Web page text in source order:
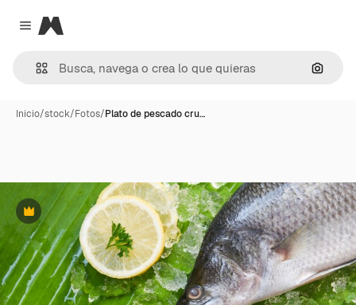
Close menu
Magnific
Inicio/stock/Fotos/Plato de pescado cru…
Premium